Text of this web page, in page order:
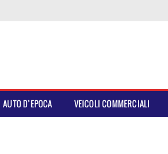
AUTO D’EPOCA VEICOLI COMMERCIALI